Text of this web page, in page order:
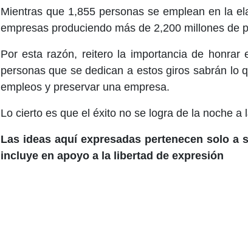
Mientras que 1,855 personas se emplean en la
empresas produciendo más de 2,200 millones de
Por esta razón, reitero la importancia de honrar
personas que se dedican a estos giros sabrán lo
empleos y preservar una empresa.
Lo cierto es que el éxito no se logra de la noche a
Las ideas aquí expresadas pertenecen solo a
incluye en apoyo a la libertad de expresión